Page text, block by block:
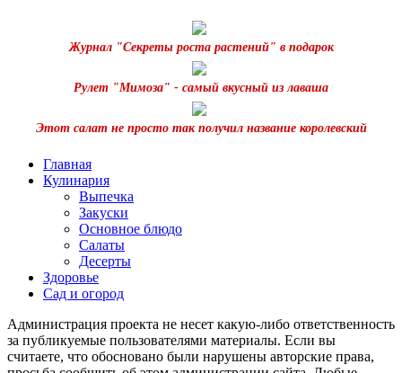
Журнал "Секреты роста растений" в подарок
Рулет "Мимоза" - самый вкусный из лаваша
Этот салат не просто так получил название королевский
Главная
Кулинария
Выпечка
Закуски
Основное блюдо
Салаты
Десерты
Здоровье
Сад и огород
Администрация проекта не несет какую-либо ответственность
за публикуемые пользователями материалы. Если вы
считаете, что обосновано были нарушены авторские права,